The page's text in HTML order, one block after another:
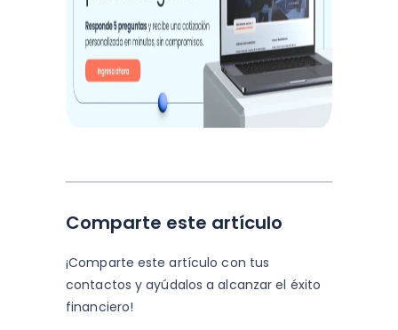
Comparte este artículo
¡Comparte este artículo con tus
contactos y ayúdalos a alcanzar el éxito
financiero!